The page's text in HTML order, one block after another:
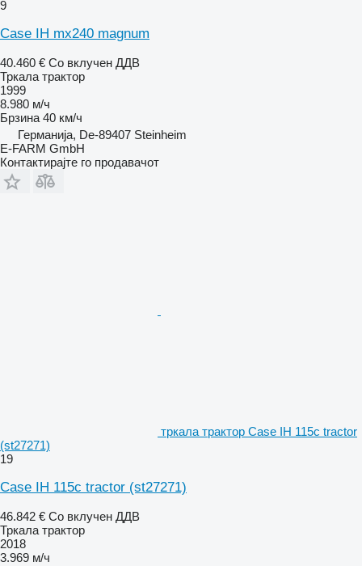
9
Case IH mx240 magnum
40.460 € Со вклучен ДДВ
Тркала трактор
1999
8.980 м/ч
Брзина 40 км/ч
Германија, De-89407 Steinheim
E-FARM GmbH
Контактирајте го продавачот
тркала трактор Case IH 115c tractor
(st27271)
19
Case IH 115c tractor (st27271)
46.842 € Со вклучен ДДВ
Тркала трактор
2018
3.969 м/ч